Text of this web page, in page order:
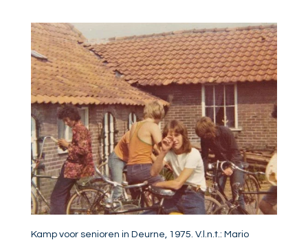
Kamp voor senioren in Deurne, 1975. V.l.n.t.: Mario